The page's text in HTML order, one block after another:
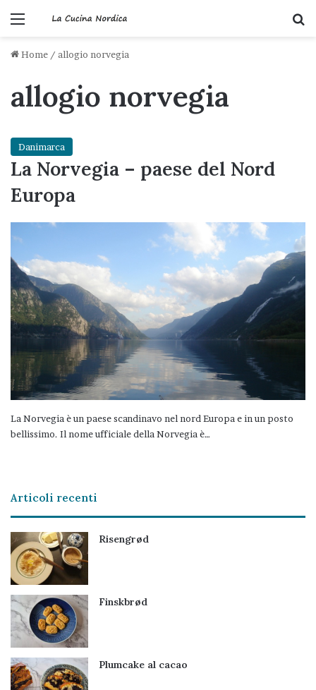
Menu
Home / allogio norvegia
allogio norvegia
Danimarca
La Norvegia – paese del Nord
Europa
La Norvegia è un paese scandinavo nel nord Europa e in un posto
bellissimo. Il nome ufficiale della Norvegia è…
Articoli recenti
Risengrød
Finskbrød
Plumcake al cacao